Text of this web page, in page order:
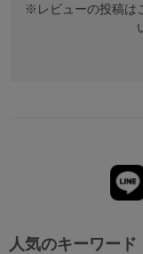
※レビューの投稿は
人気のキーワード